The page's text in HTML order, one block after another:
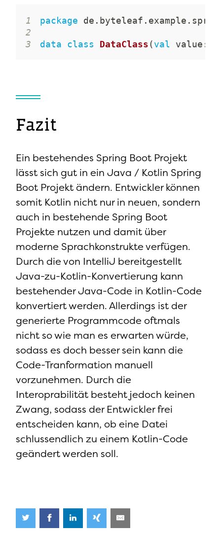
1 package de . byteleaf . example .
2
3
data class DataClass(val value :
Fazit
Ein bestehendes Spring Boot Projekt
lässt sich gut in ein Java / Kotlin Spring
Boot Projekt ändern. Entwickler können
somit Kotlin nicht nur in neuen, sondern
auch in bestehende Spring Boot
Projekte nutzen und damit über
moderne Sprachkonstrukte verfügen.
Durch die von IntelliJ bereitgestellt
Java-zu-Kotlin-Konvertierung kann
bestehender Java-Code in Kotlin-Code
konvertiert werden. Allerdings ist der
generierte Programmcode oftmals
nicht so wie man es erwarten würde,
sodass es doch besser sein kann die
Code-Tranformation manuell
vorzunehmen. Durch die
Interoprabilität besteht jedoch keinen
Zwang, sodass der Entwickler frei
entscheiden kann, ob eine Datei
schlussendlich zu einem Kotlin-Code
geändert werden soll.